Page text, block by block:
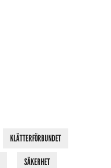
KLÄTTERFÖRBUNDET
SÄKERHET